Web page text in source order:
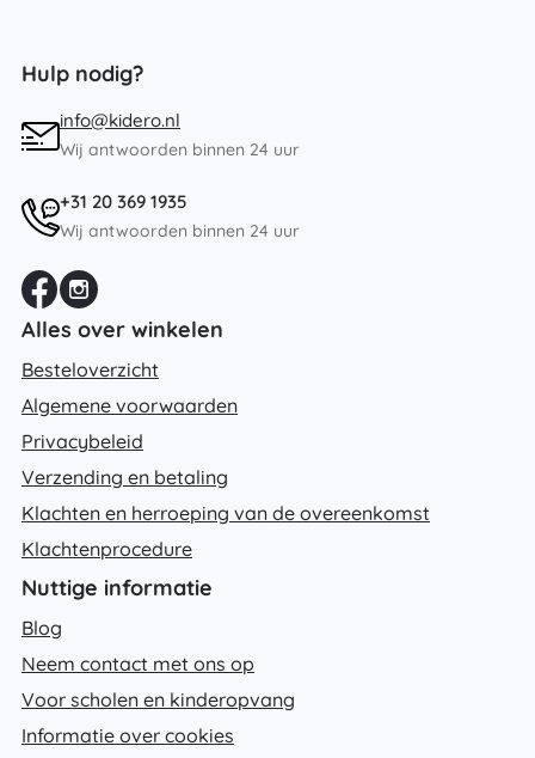
Hulp nodig?
info@kidero.nl
Wij antwoorden binnen 24 uur
+31 20 369 1935
Wij antwoorden binnen 24 uur
Alles over winkelen
Besteloverzicht
Algemene voorwaarden
Privacybeleid
Verzending en betaling
Klachten en herroeping van de overeenkomst
Klachtenprocedure
Nuttige informatie
Blog
Neem contact met ons op
Voor scholen en kinderopvang
Informatie over cookies